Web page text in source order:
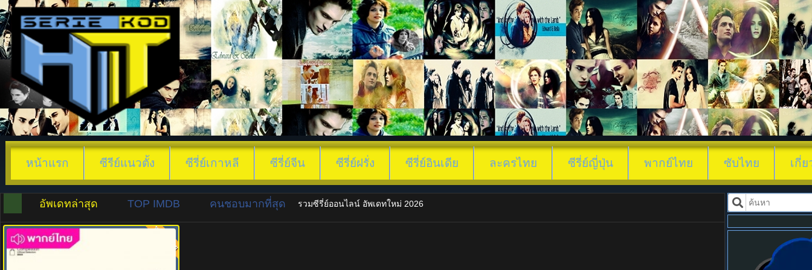
ดูซีรี่ย์ ช่างภาพกับธรรม
หน้าแรก ซีรีย์แนวตั้ง ซีรี่ย์เกาหลี ซีรี่ย์จีน ซีรี่ย์ฝรั่ง ซีรี่ย์อินเดีย ละครไทย ซีรี่ย์ญี่ปุ่น พากย์ไทย ซับไทย เกี่ย
อัพเดทล่าสุด TOP IMDB คนชอบมากที่สุด รวมซีรี่ย์ออนไลน์ อัพเดทใหม่ 2026
7.0 พากย์ไทย